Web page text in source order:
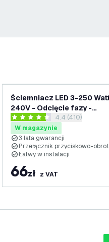
listy życzeń
Ściemniacz LED 3-250
240V - Odcięcie fazy -
Uniwersalny - Kompletny
otwórz panel
4.4 Gwiazdki oceny
4.4 (410)
W magazynie
3 lata gwarancji
Przełącznik przyciskowo-
Łatwy w instalacji
66zł z VAT